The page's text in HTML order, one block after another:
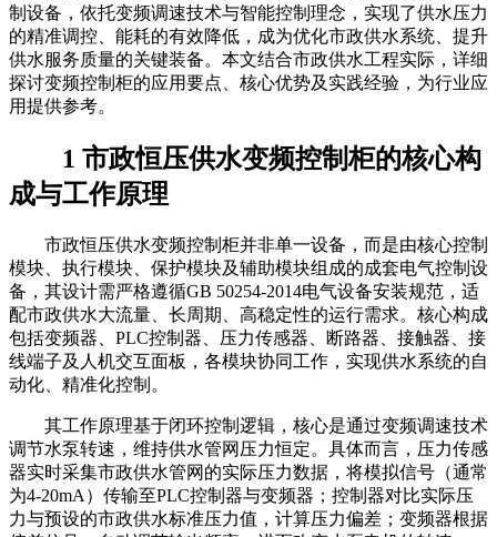
制设备，依托变频调速技术与智能控制理念，实现了供水压力
的精准调控、能耗的有效降低，成为优化市政供水系统、提升
供水服务质量的关键装备。本文结合市政供水工程实际，详细
探讨变频控制柜的应用要点、核心优势及实践经验，为行业应
用提供参考。
1 市政恒压供水变频控制柜的核心构
成与工作原理
市政恒压供水变频控制柜并非单一设备，而是由核心控制
模块、执行模块、保护模块及辅助模块组成的成套电气控制设
备，其设计需严格遵循GB 50254-2014电气设备安装规范，适
配市政供水大流量、长周期、高稳定性的运行需求。核心构成
包括变频器、PLC控制器、压力传感器、断路器、接触器、接
线端子及人机交互面板，各模块协同工作，实现供水系统的自
动化、精准化控制。
其工作原理基于闭环控制逻辑，核心是通过变频调速技术
调节水泵转速，维持供水管网压力恒定。具体而言，压力传感
器实时采集市政供水管网的实际压力数据，将模拟信号（通常
为4-20mA）传输至PLC控制器与变频器；控制器对比实际压
力与预设的市政供水标准压力值，计算压力偏差；变频器根据